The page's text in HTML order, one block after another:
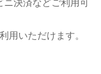
ニ決済などご利用可
用いただけます。